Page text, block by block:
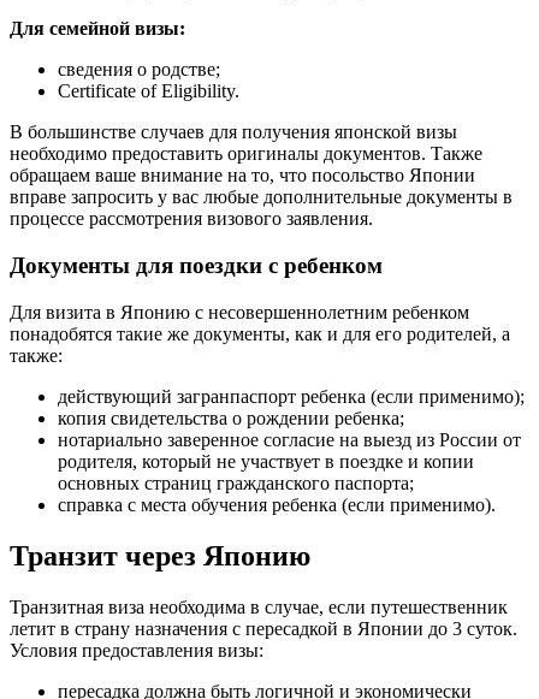
Для семейной визы:
сведения о родстве;
Certificate of Eligibility.
В большинстве случаев для получения японской визы
необходимо предоставить оригиналы документов. Также
обращаем ваше внимание на то, что посольство Японии
вправе запросить у вас любые дополнительные документы в
процессе рассмотрения визового заявления.
Документы для поездки с ребенком
Для визита в Японию с несовершеннолетним ребенком
понадобятся такие же документы, как и для его родителей, а
также:
действующий загранпаспорт ребенка (если применимо);
копия свидетельства о рождении ребенка;
нотариально заверенное согласие на выезд из России от
родителя, который не участвует в поездке и копии
основных страниц гражданского паспорта;
справка с места обучения ребенка (если применимо).
Транзит через Японию
Транзитная виза необходима в случае, если путешественник
летит в страну назначения с пересадкой в Японии до 3 суток.
Условия предоставления визы:
пересадка должна быть логичной и экономически